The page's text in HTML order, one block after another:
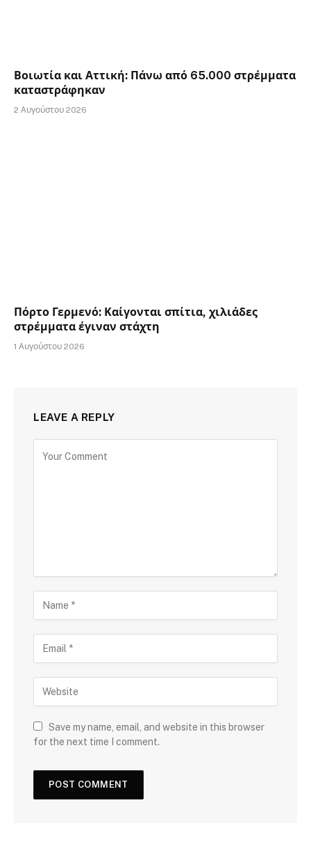
Βοιωτία και Αττική: Πάνω από 65.000 στρέμματα
καταστράφηκαν
2 Αυγούστου 2026
Πόρτο Γερμενό: Καίγονται σπίτια, χιλιάδες
στρέμματα έγιναν στάχτη
1 Αυγούστου 2026
LEAVE A REPLY
Save my name, email, and website in this browser
for the next time I comment.